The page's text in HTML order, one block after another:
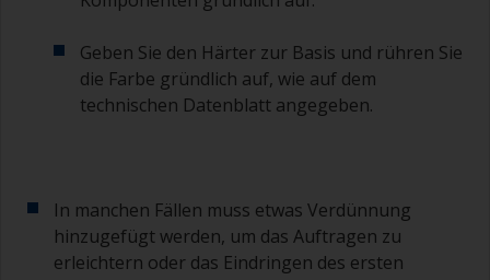
Geben Sie den Härter zur Basis und rühren Sie
die Farbe gründlich auf, wie auf dem
technischen Datenblatt angegeben.
In manchen Fällen muss etwas Verdünnung
hinzugefügt werden, um das Auftragen zu
erleichtern oder das Eindringen des ersten